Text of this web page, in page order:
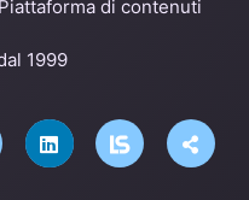
di contenuti
1999